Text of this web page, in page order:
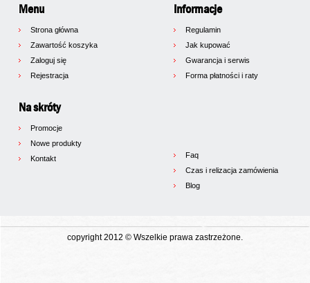
Menu
Strona główna
Zawartość koszyka
Zaloguj się
Rejestracja
Na skróty
Promocje
Nowe produkty
Kontakt
Informacje
Regulamin
Jak kupować
Gwarancja i serwis
Forma płatności i raty
Faq
Czas i relizacja zamówienia
Blog
copyright 2012 © Wszelkie prawa zastrzeżone.